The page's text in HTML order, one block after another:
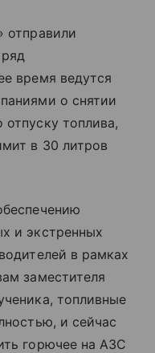
отправили
время ведутся
о снятии
топлива,
в 30 литров
и экстренных
в рамках
заместителя
топливные
и сейчас
горючее на АЗС